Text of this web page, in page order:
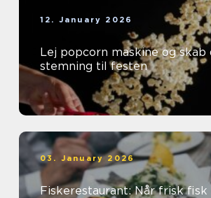
12. January 2026
Lej popcorn maskine og
stemning til festen
03. January 2026
Fiskerestaurant: Når frisk fisk